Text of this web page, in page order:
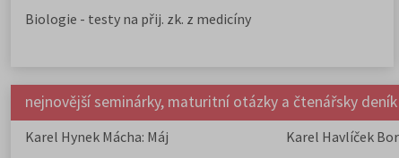
Biologie - testy na přij. zk. z medicíny
nejnovější seminárky, maturitní otázky a čtenářsky deník
Karel Hynek Mácha: Máj
Karel Havlíček